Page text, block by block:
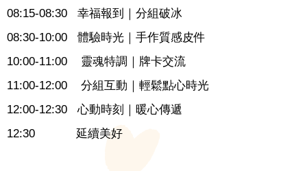
08:15-08:30 幸福報到｜分組破冰
08:30-10:00 體驗時光｜手作質感皮件
10:00-11:00 靈魂特調｜牌卡交流
11:00-12:00 分組互動｜輕鬆點心時光
12:00-12:30 心動時刻｜暖心傳遞
12:30 延續美好